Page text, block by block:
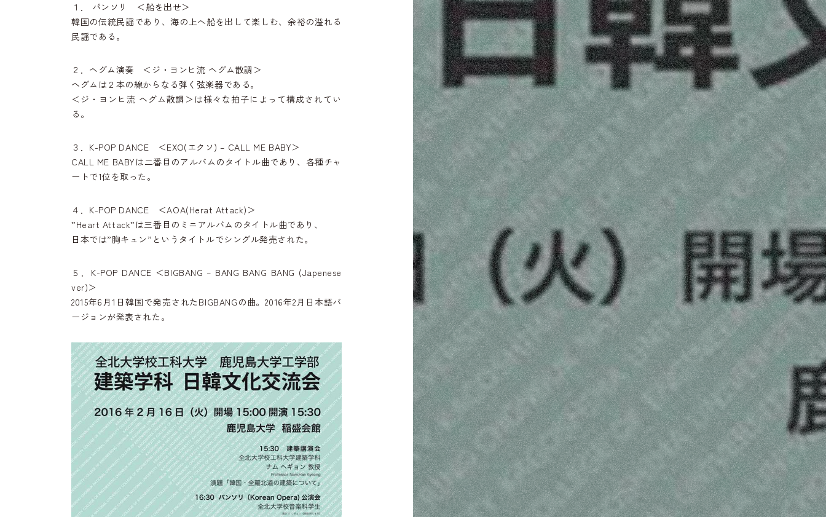
１． パンソリ ＜船を出せ＞
韓国の伝統民謡であり、海の上へ船を出して楽しむ、余裕の溢れる
民謡である。
２．ヘグム演奏 ＜ジ・ヨンヒ流 ヘグム散調＞
ヘグムは２本の線からなる弾く弦楽器である。
＜ジ・ヨンヒ流 ヘグム散調＞は様々な拍子によって構成されてい
る。
３．K-POP DANCE ＜EXO(エクソ) – CALL ME BABY＞
CALL ME BABYは二番目のアルバムのタイトル曲であり、各種チャ
ートで1位を取った。
４．K-POP DANCE ＜AOA(Herat Attack)＞
”Heart Attack”は三番目のミニアルバムのタイトル曲であり、
日本では”胸キュン”というタイトルでシングル発売された。
５．K-POP DANCE ＜BIGBANG – BANG BANG BANG (Japenese
ver)＞
2015年6月1日韓国で発売されたBIGBANGの曲。2016年2月日本語バ
ージョンが発表された。